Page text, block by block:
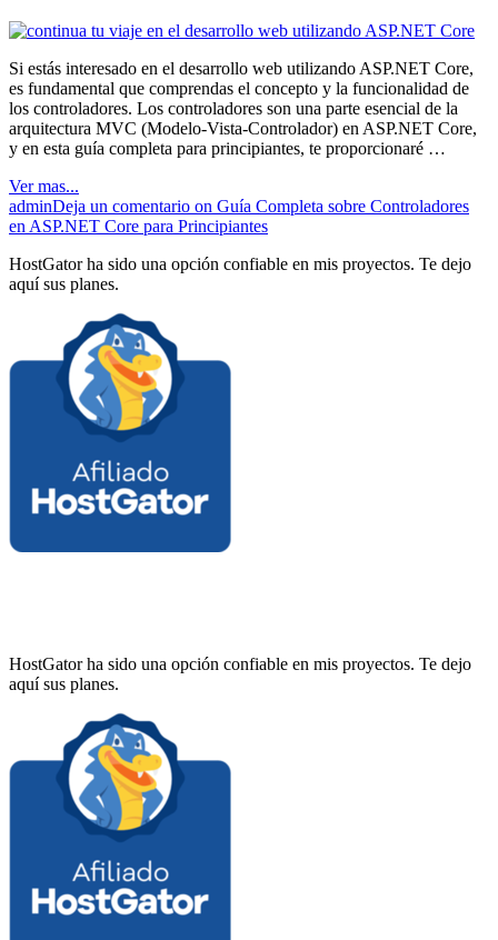
Si estás interesado en el desarrollo web utilizando ASP.NET Core,
es fundamental que comprendas el concepto y la funcionalidad de
los controladores. Los controladores son una parte esencial de la
arquitectura MVC (Modelo-Vista-Controlador) en ASP.NET Core,
y en esta guía completa para principiantes, te proporcionaré …
Ver mas...
adminDeja un comentario on Guía Completa sobre Controladores
en ASP.NET Core para Principiantes
HostGator ha sido una opción confiable en mis proyectos. Te dejo
aquí sus planes.
HostGator ha sido una opción confiable en mis proyectos. Te dejo
aquí sus planes.